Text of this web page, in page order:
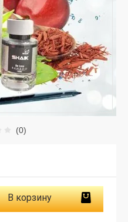
(0)
В корзину